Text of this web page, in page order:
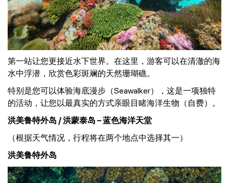
第一站让您更接近水下世界。在这里，游客可以在清澈的海
水中浮潜，欣赏色彩斑斓的天然珊瑚礁。
特别是您可以体验海底漫步（Seawalker），这是一项独特
的活动，让您以最真实的方式亲眼目睹海洋生物（自费）。
洪美鲁特外岛 / 洪蒙泰岛 – 蓝色海洋天堂
（根据天气情况，行程将在两个地点中选择其一）
洪美鲁特外岛